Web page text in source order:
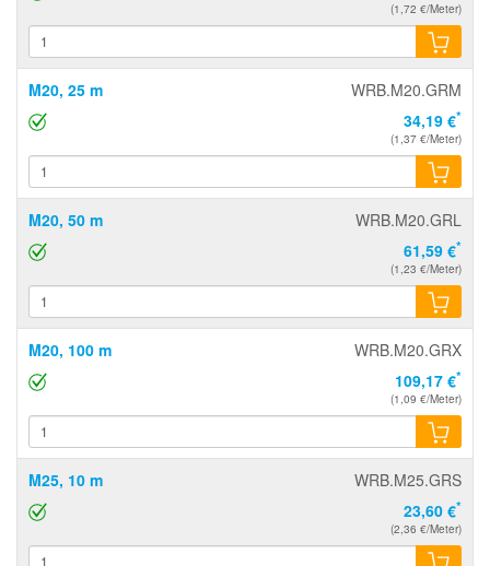
(1,72 €/Meter)
M20, 25 m
WRB.M20.GRM
34,19 €*
(1,37 €/Meter)
M20, 50 m
WRB.M20.GRL
61,59 €*
(1,23 €/Meter)
M20, 100 m
WRB.M20.GRX
109,17 €*
(1,09 €/Meter)
M25, 10 m
WRB.M25.GRS
23,60 €*
(2,36 €/Meter)